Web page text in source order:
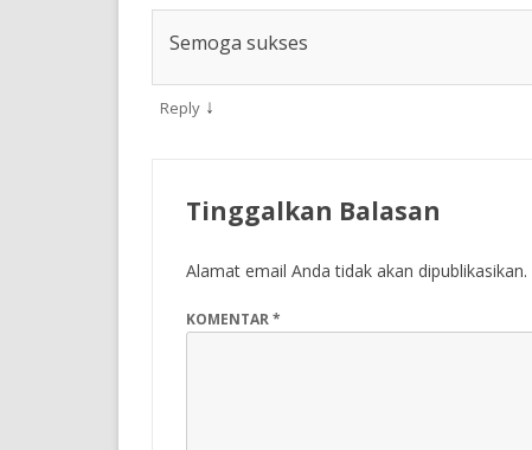
Semoga sukses
Reply ↓
Tinggalkan Balasan
Alamat email Anda tidak akan dipublikasikan.
KOMENTAR*